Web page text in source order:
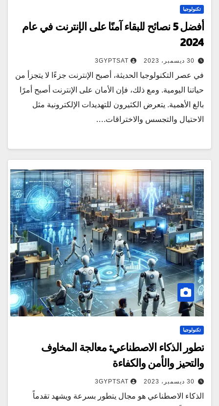
تكنولوجيا
أفضل 5 نصائح للبقاء آمنًا على الإنترنت في عام
2024
30 ديسمبر، 2023 3GYPTSAT
في عصر التكنولوجيا الحديثة، أصبح الإنترنت جزءًا لا يتجزأ من
حياتنا اليومية. ومع ذلك، فإن الأمان على الإنترنت أصبح أمرًا
بالغ الأهمية. يتعرض الكثيرون للتهديدات الإلكترونية مثل
الاحتيال والتجسس والاختراقات.…
تكنولوجيا
تطور الذكاء الاصطناعي: معالجة المخاوف
والتحيز والأمن والكفاءة
30 ديسمبر، 2023 3GYPTSAT
الذكاء الاصطناعي هو مجال يتطور بسرعة ويشهد تقدماً